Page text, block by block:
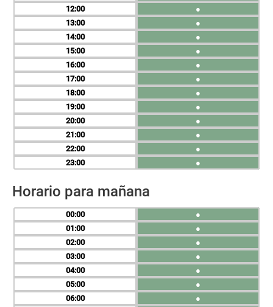
12
13
14
15
16
17
18
19
20
21
22
23
●
●
●
●
●
●
●
●
●
●
●
●
Horario para mañana
00
01
02
03
04
05
06
●
●
●
●
●
●
●